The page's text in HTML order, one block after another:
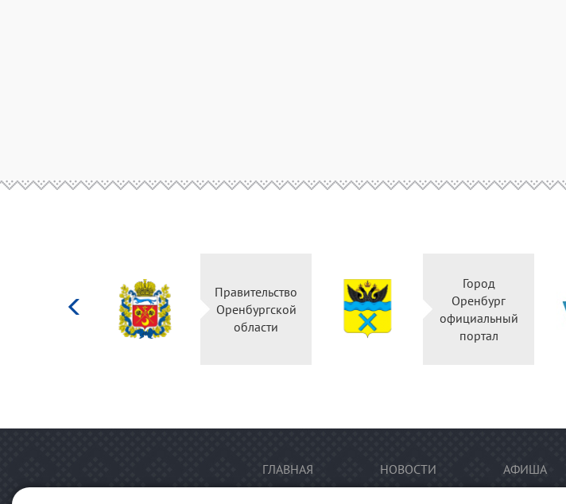
Правительство
Оренбургской
области
Город
Оренбург
официальный
портал
ГЛАВНАЯ НОВОСТИ АФИША